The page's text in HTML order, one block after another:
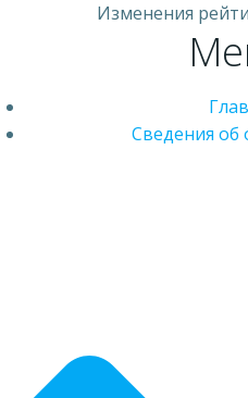
Изменения
Сведения об